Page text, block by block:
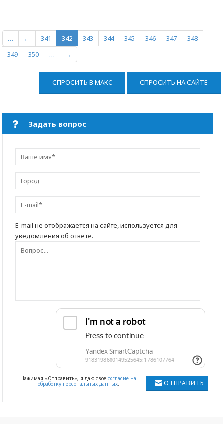
… ← 341 342 343 344 345 346 347
348
349
350 … →
СПРОСИТЬ В МАКС СПРОСИТЬ НА САЙТЕ
Задать вопрос
E-mail не отображается на сайте, используется для
уведомления об ответе.
ОТПРАВИТЬ
Нажимая «Отправить», я даю свое согласие на
обработку персональных данных.